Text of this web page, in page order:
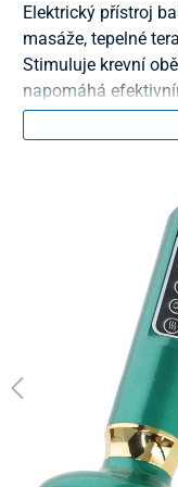
Elektrický přístroj
masáže, tepelné
Stimuluje krevní
napomáhá